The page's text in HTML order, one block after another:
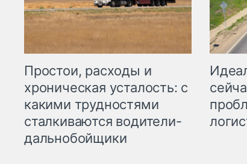
Простои, расходы и
хроническая усталость: с
какими трудностями
сталкиваются водители-
дальнобойщики